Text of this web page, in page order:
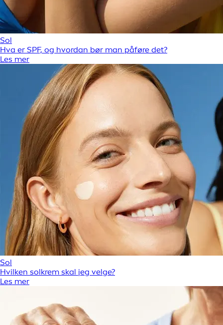
Sol
Hva er SPF, og hvordan bør man påføre det?
Les mer
Sol
Hvilken solkrem skal jeg velge?
Les mer